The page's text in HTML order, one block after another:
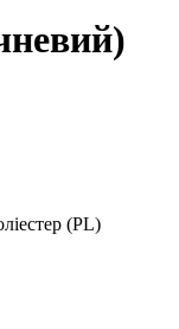
(PL)